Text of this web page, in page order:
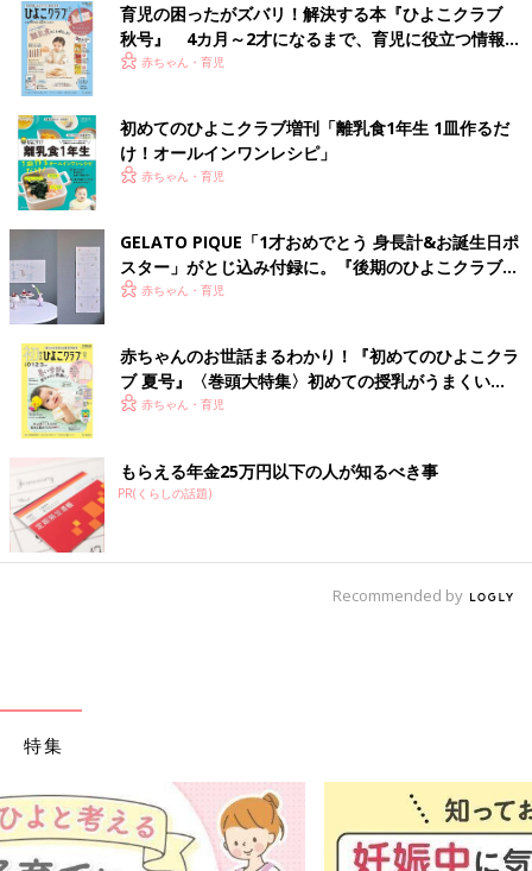
育児の困ったがズバリ！解決する本『ひよこクラブ
秋号』 4カ月～2才になるまで、育児に役立つ情報が
いっぱい！
赤ちゃん・育児
初めてのひよこクラブ増刊「離乳食1年生 1皿作るだ
け！オールインワン​レシピ」
赤ちゃん・育児
GELATO PIQUE「1才おめでとう 身長計&お誕生日ポ
スター」がとじ込み付録に。『後期のひよこクラブ』
春号が発売中！
赤ちゃん・育児
赤ちゃんのお世話まるわかり！『初めてのひよこクラ
ブ 夏号』〈巻頭大特集〉初めての授乳がうまくい
く！ おっぱい・ミルクの基本と夏のトラブル 解決テ
赤ちゃん・育児
もらえる年金25万円以下の人が知るべき事
PR(くらしの話題)
Recommended by
特集